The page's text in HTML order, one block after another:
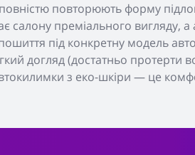
повторюють форму
преміального вигляду, а
під конкретну модель
догляд (достатньо протерти
з еко-шкіри — це